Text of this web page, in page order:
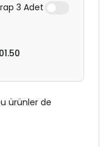
3 Adet
ürünler de